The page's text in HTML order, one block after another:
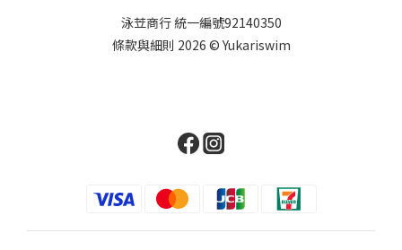
泳苙商行 統一編號92140350
條款與細則 2026 © Yukariswim